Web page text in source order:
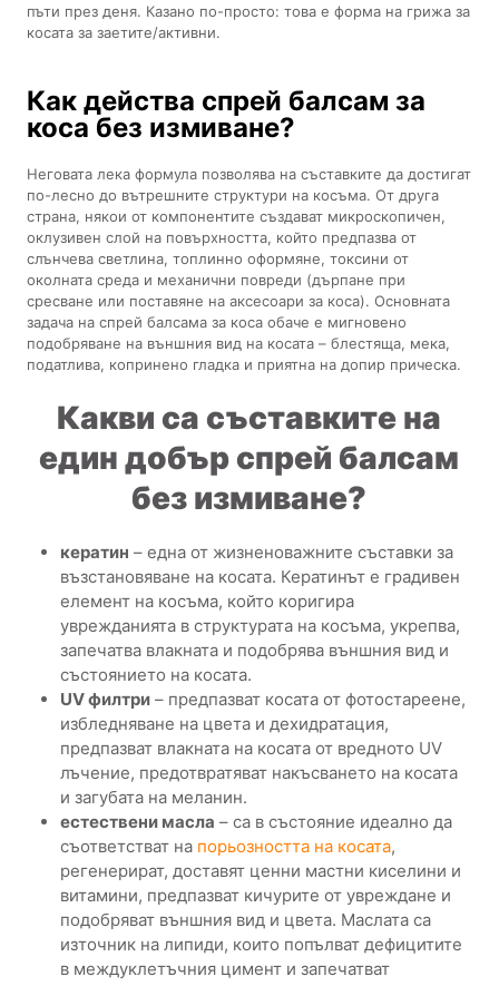
пъти през деня. Казано по-просто: това е форма на грижа за
косата за заетите/активни.
Как действа спрей балсам за
коса без измиване?
Неговата лека формула позволява на съставките да достигат
по-лесно до вътрешните структури на косъма. От друга
страна, някои от компонентите създават микроскопичен,
оклузивен слой на повърхността, който предпазва от
слънчева светлина, топлинно оформяне, токсини от
околната среда и механични повреди (дърпане при
сресване или поставяне на аксесоари за коса). Основната
задача на спрей балсама за коса обаче е мигновено
подобряване на външния вид на косата – блестяща, мека,
податлива, копринено гладка и приятна на допир прическа.
Какви са съставките на
един добър спрей балсам
без измиване?
кератин – една от жизненоважните съставки за
възстановяване на косата. Кератинът е градивен
елемент на косъма, който коригира
уврежданията в структурата на косъма, укрепва,
запечатва влакната и подобрява външния вид и
състоянието на косата.
UV филтри – предпазват косата от фотостареене,
избледняване на цвета и дехидратация,
предпазват влакната на косата от вредното UV
лъчение, предотвратяват накъсването на косата
и загубата на меланин.
естествени масла – са в състояние идеално да
съответстват на порьозността на косата,
регенерират, доставят ценни мастни киселини и
витамини, предпазват кичурите от увреждане и
подобряват външния вид и цвета. Маслата са
източник на липиди, които попълват дефицитите
в междуклетъчния цимент и запечатват